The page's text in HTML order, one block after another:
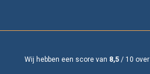
Wij hebben een score van 8,5 / 10 over